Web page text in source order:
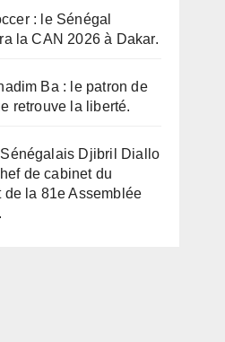
: le Sénégal
la CAN 2026 à Dakar.
Ba : le patron de
retrouve la liberté.
Djibril Diallo
de cabinet du
de la 81e Assemblée